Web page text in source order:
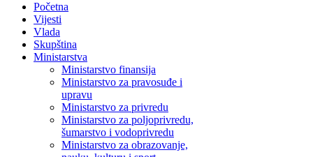
Početna
Vijesti
Vlada
Skupština
Ministarstva
Ministarstvo finansija
Ministarstvo za pravosuđe i
upravu
Ministarstvo za privredu
Ministarstvo za poljoprivredu,
šumarstvo i vodoprivredu
Ministarstvo za obrazovanje,